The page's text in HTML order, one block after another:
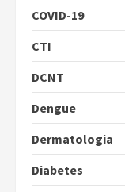
COVID-19
CTI
DCNT
Dengue
Dermatologia
Diabetes